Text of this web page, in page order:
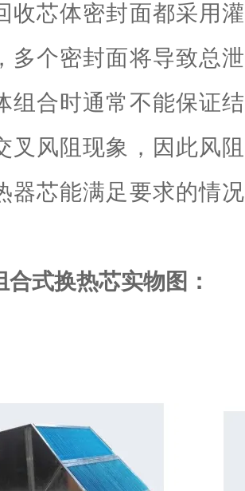
收芯体密封面都采用
多个密封面将导致总
组合时通常不能保证
叉风阻现象，因此风
器芯能满足要求的情
合式换热芯实物图：